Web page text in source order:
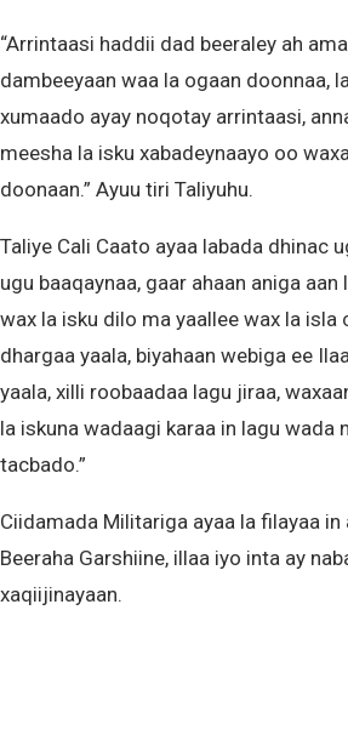
“Arrintaasi haddii dad beeraley ah
dambeeyaan waa la ogaan doonnaa,
xumaado ayay noqotay arrintaasi,
meesha la isku xabadeynaayo oo
doonaan.” Ayuu tiri Taliyuhu.
Taliye Cali Caato ayaa labada dhinac
ugu baaqaynaa, gaar ahaan aniga aan
wax la isku dilo ma yaallee wax la isla
dhargaa yaala, biyahaan webiga ee
yaala, xilli roobaadaa lagu jiraa,
la iskuna wadaagi karaa in lagu wada
tacbado.”
Ciidamada Militariga ayaa la filayaa
Beeraha Garshiine, illaa iyo inta ay
xaqiijinayaan.